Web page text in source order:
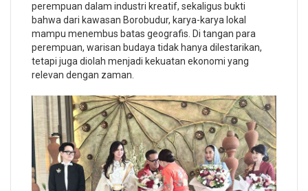
perempuan dalam industri kreatif, sekaligus bukti
bahwa dari kawasan Borobudur, karya-karya lokal
mampu menembus batas geografis. Di tangan para
perempuan, warisan budaya tidak hanya dilestarikan,
tetapi juga diolah menjadi kekuatan ekonomi yang
relevan dengan zaman.